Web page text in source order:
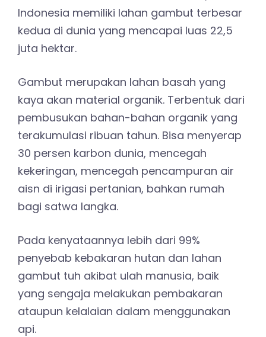
Indonesia memiliki lahan gambut terbesar
kedua di dunia yang mencapai luas 22,5
juta hektar.
Gambut merupakan lahan basah yang
kaya akan material organik. Terbentuk dari
pembusukan bahan-bahan organik yang
terakumulasi ribuan tahun. Bisa menyerap
30 persen karbon dunia, mencegah
kekeringan, mencegah pencampuran air
aisn di irigasi pertanian, bahkan rumah
bagi satwa langka.
Pada kenyataannya lebih dari 99%
penyebab kebakaran hutan dan lahan
gambut tuh akibat ulah manusia, baik
yang sengaja melakukan pembakaran
ataupun kelalaian dalam menggunakan
api.